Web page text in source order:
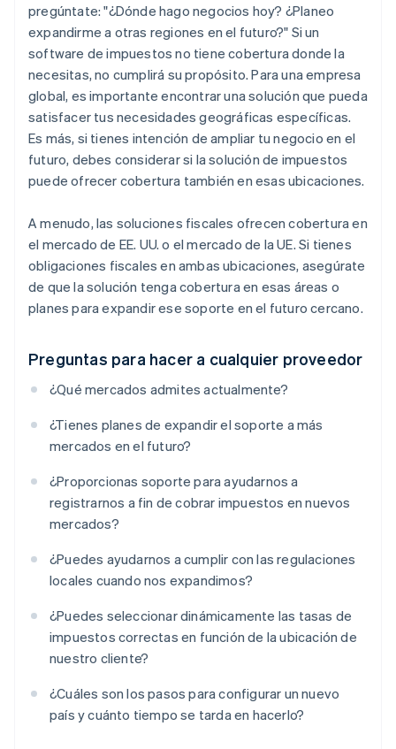
pregúntate: "¿Dónde hago negocios hoy? ¿Planeo
expandirme a otras regiones en el futuro?" Si un
software de impuestos no tiene cobertura donde la
necesitas, no cumplirá su propósito. Para una empresa
global, es importante encontrar una solución que pueda
satisfacer tus necesidades geográficas específicas.
Es más, si tienes intención de ampliar tu negocio en el
futuro, debes considerar si la solución de impuestos
puede ofrecer cobertura también en esas ubicaciones.
A menudo, las soluciones fiscales ofrecen cobertura en
el mercado de EE. UU.o el mercado de la UE. Si tienes
obligaciones fiscales en ambas ubicaciones, asegúrate
de que la solución tenga cobertura en esas áreas o
planes para expandir ese soporte en el futuro cercano.
Preguntas para hacer a cualquier proveedor
¿Qué mercados admites actualmente?
¿Tienes planes de expandir el soporte a más
mercados en el futuro?
¿Proporcionas soporte para ayudarnos a
registrarnos a fin de cobrar impuestos en nuevos
mercados?
¿Puedes ayudarnos a cumplir con las regulaciones
locales cuando nos expandimos?
¿Puedes seleccionar dinámicamente las tasas de
impuestos correctas en función de la ubicación de
nuestro cliente?
¿Cuáles son los pasos para configurar un nuevo
país y cuánto tiempo se tarda en hacerlo?